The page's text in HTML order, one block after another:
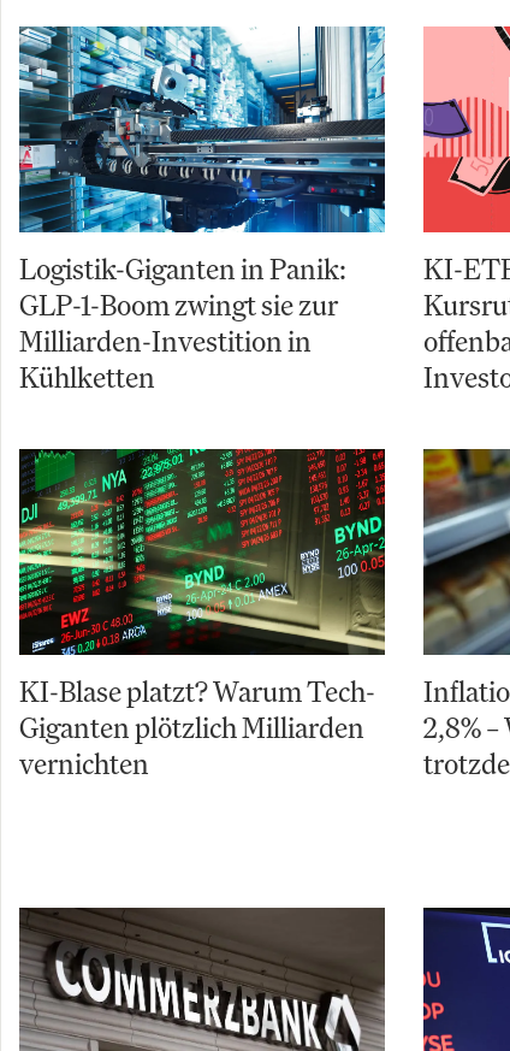
Logistik-Giganten in Panik:
GLP-1-Boom zwingt sie zur
Milliarden-Investition in
Kühlketten
KI-
KI-Blase platzt? Warum Tech-
Giganten plötzlich Milliarden
vernichten
2,8%